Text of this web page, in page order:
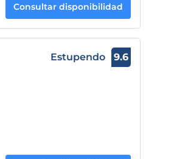
Consultar disponibilidad
Estupendo 9.6